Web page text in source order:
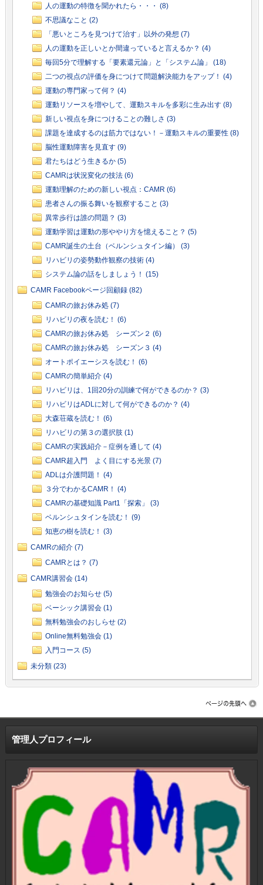
人の運動の特徴を聞かれたら・・・ (8)
不思議なこと (2)
「悪いところを見つけて治す」以外の発想 (7)
人の運動を正しいとか間違っていると言えるか？ (4)
毎回5分で理解する「要素還元論」と「システム論」 (18)
二つの視点の評価を身につけて問題解決能力をアップ！ (4)
運動の専門家って何？ (4)
運動リソースを増やして、運動スキルを多彩に生み出す (8)
新しい視点を身につけることの難しさ (3)
課題を達成するのは筋力ではない！－運動スキルの重要性 (8)
脳性運動障害を見直す (9)
君たちはどう生きるか (5)
CAMRは状況変化の技法 (6)
運動理解のための新しい視点：CAMR (6)
患者さんの振る舞いを観察すること (3)
異常歩行は誰の問題？ (3)
運動学習は運動の形ややり方を憶えること？ (5)
CAMR誕生の土台（ベルンシュタイン編） (3)
リハビリの姿勢動作観察の技術 (4)
システム論の話をしましょう！ (15)
CAMR Facebookページ回顧録 (82)
CAMRの旅お休み処 (7)
リハビリの夜を読む！ (6)
CAMRの旅お休み処 シーズン２ (6)
CAMRの旅お休み処 シーズン３ (4)
オートポイエーシスを読む！ (6)
CAMRの簡単紹介 (4)
リハビリは、1回20分の訓練で何ができるのか？ (3)
リハビリはADLに対して何ができるのか？ (4)
大森荘蔵を読む！ (6)
リハビリの第３の選択肢 (1)
CAMRの実践紹介－症例を通して (4)
CAMR超入門 よく目にする光景 (7)
ADLは介護問題！ (4)
３分でわかるCAMR！ (4)
CAMRの基礎知識 Part1「探索」 (3)
ベルンシュタインを読む！ (9)
知恵の樹を読む！ (3)
CAMRの紹介 (7)
CAMRとは？ (7)
CAMR講習会 (14)
勉強会のお知らせ (5)
ベーシック講習会 (1)
無料勉強会のおしらせ (2)
Online無料勉強会 (1)
入門コース (5)
未分類 (23)
管理人プロフィール